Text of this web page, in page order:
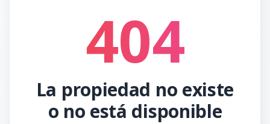
404
La propiedad no existe
o no está disponible